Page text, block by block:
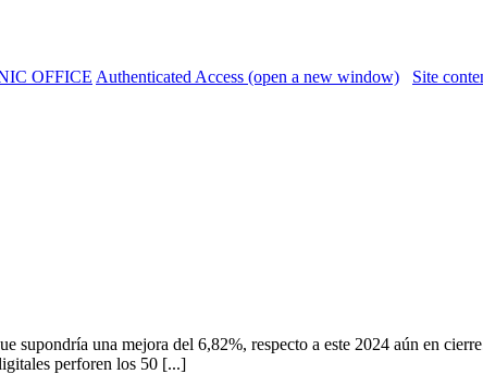
OFFICE Authenticated Access (open a new window) Site
supondría una mejora del 6,82%, respecto a este 2024 aún en
perforen los 50 [...]